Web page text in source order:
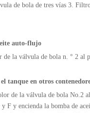
de bola de tres vías 3.
auto-flujo
de la válvula de bola n. ° 2 al
tanque en otros
de la válvula de bola No.2
F y encienda la bomba de